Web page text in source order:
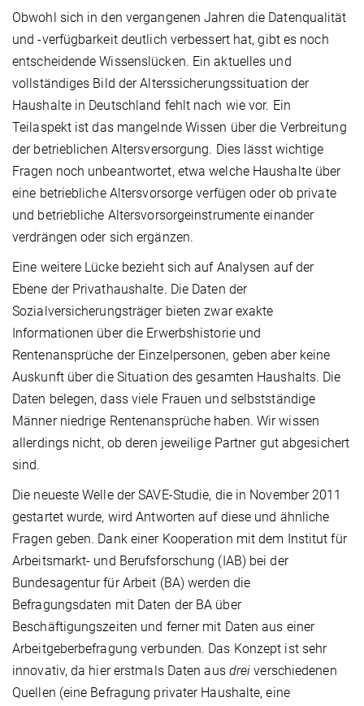
Obwohl sich in den vergangenen Jahren die Datenqualität
und -verfügbarkeit deutlich verbessert hat, gibt es noch
entscheidende Wissenslücken. Ein aktuelles und
vollständiges Bild der Alterssicherungssituation der
Haushalte in Deutschland fehlt nach wie vor. Ein
Teilaspekt ist das mangelnde Wissen über die Verbreitung
der betrieblichen Altersversorgung. Dies lässt wichtige
Fragen noch unbeantwortet, etwa welche Haushalte über
eine betriebliche Altersvorsorge verfügen oder ob private
und betriebliche Altersvorsorgeinstrumente einander
verdrängen oder sich ergänzen.
Eine weitere Lücke bezieht sich auf Analysen auf der
Ebene der Privathaushalte. Die Daten der
Sozialversicherungsträger bieten zwar exakte
Informationen über die Erwerbshistorie und
Rentenansprüche der Einzelpersonen, geben aber keine
Auskunft über die Situation des gesamten Haushalts. Die
Daten belegen, dass viele Frauen und selbstständige
Männer niedrige Rentenansprüche haben. Wir wissen
allerdings nicht, ob deren jeweilige Partner gut abgesichert
sind.
Die neueste Welle der SAVE-Studie, die in November 2011
gestartet wurde, wird Antworten auf diese und ähnliche
Fragen geben. Dank einer Kooperation mit dem Institut für
Arbeitsmarkt- und Berufsforschung (IAB) bei der
Bundesagentur für Arbeit (BA) werden die
Befragungsdaten mit Daten der BA über
Beschäftigungszeiten und ferner mit Daten aus einer
Arbeitgeberbefragung verbunden. Das Konzept ist sehr
innovativ, da hier erstmals Daten aus drei verschiedenen
Quellen (eine Befragung privater Haushalte, eine